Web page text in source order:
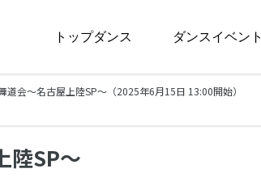
トップダンス ダンスイベント
道会〜名古屋上陸SP〜（2025年6月15日 13:00開始）
陸SP〜